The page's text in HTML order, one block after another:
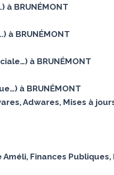
BRUNÉMONT
à BRUNÉMONT
à BRUNÉMONT
à BRUNÉMONT
Adwares, Mises à jours
Finances Publiques,